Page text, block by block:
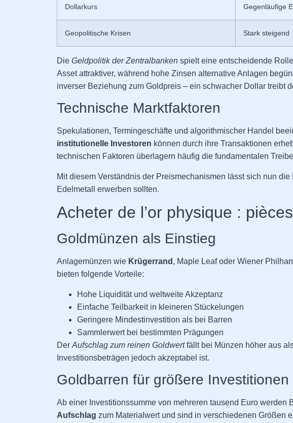
Dollarkurs Gegenläufige
Geopolitische Krisen Stark steigend
Die Geldpolitik der Zentralbanken spielt eine entscheidende
Asset attraktiver, während hohe Zinsen alternative Anlagen
inverser Beziehung zum Goldpreis – ein schwacher Dollar treibt
Technische Marktfaktoren
Spekulationen, Termingeschäfte und algorithmischer Handel
institutionelle Investoren können durch ihre Transaktionen
technischen Faktoren überlagern häufig die fundamentalen
Mit diesem Verständnis der Preismechanismen lässt sich nun
Edelmetall erwerben sollten.
Acheter de l’or physique :
Goldmünzen als Einstieg
Anlagemünzen wie Krügerrand , Maple Leaf oder Wiener
bieten folgende Vorteile:
Hohe Liquidität und weltweite Akzeptanz
Einfache Teilbarkeit in kleineren Stückelungen
Geringere Mindestinvestition als bei Barren
Sammlerwert bei bestimmten Prägungen
Der Aufschlag zum reinen Goldwertfällt bei Münzen höher aus
Investitionsbeträgen jedoch akzeptabel ist.
Goldbarren für größere Investitionen
Ab einer Investitionssumme von mehreren tausend Euro werden
Aufschlag zum Materialwert und sind in verschiedenen Größen